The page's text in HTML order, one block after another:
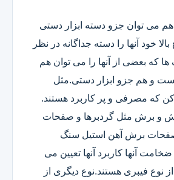
هم می توان جزو دسته ابزار دستی
خود آنها را دسته جداگانه در نظر
که بعضی از آنها را می توان هم
و هم جزو ابزار دستی.مثل
که مصرفی و پر کاربرد هستند.
و برش مثل گردبرها و صفحات
برش آهن استیل سنگ
آنها کاربرد آنها تعیین می
نوع فیبری هستند.نوع دیگری از